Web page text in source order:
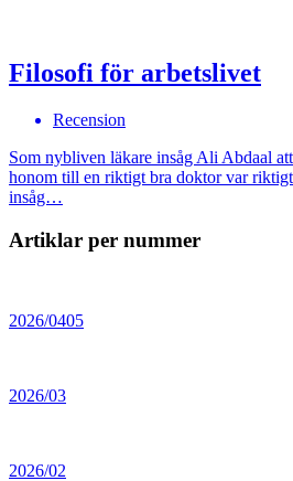
Filosofi för arbetslivet
Recension
Som nybliven läkare insåg Ali Abdaal
honom till en riktigt bra doktor var
insåg…
Artiklar per nummer
2026/0405
2026/03
2026/02